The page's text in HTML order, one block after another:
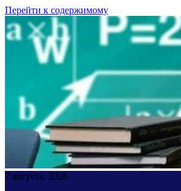
Перейти к содержимому
7 августа, 2026